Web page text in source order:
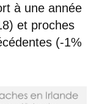
à une année
et proches
(-1%